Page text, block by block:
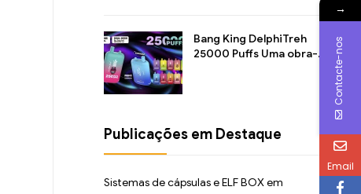
Bang King DelphiTreh
25000 Puffs Uma obra-
Publicações em Destaque
Sistemas de cápsulas e ELF BOX em
→
Contacte-nos
Email